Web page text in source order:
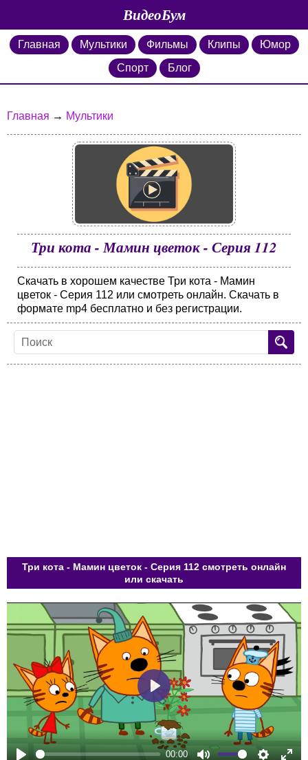
ВидеоБум
Главная Мультики Фильмы Клипы
Юмор
Спорт
Блог
Главная → Мультики
Три кота - Мамин цветок - Серия 112
Скачать в хорошем качестве Три кота - Мамин
цветок - Серия 112 или смотреть онлайн. Скачать в
формате mp4 бесплатно и без регистрации.
Три кота - Мамин цветок - Серия 112 смотреть онлайн
или скачать
00:00
Play